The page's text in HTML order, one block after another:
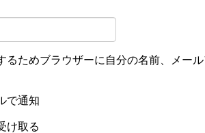
るためブラウザーに自分の名前、メー
で通知
け取る